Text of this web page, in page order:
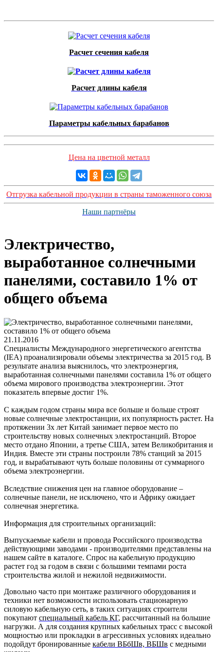
Расчет сечения кабеля
Расчет длины кабеля
Параметры кабельных барабанов
Цена на цветной металл
Отгрузка кабельной продукции в страны таможенного союза
Наши партнёры
Электричество,
выработанное солнечными
панелями, составило 1% от
общего объема
21.11.2016
Специалисты Международного энергетического агентства
(IEA) проанализировали объемы электричества за 2015 год. В
результате анализа выяснилось, что электроэнергия,
выработанная солнечными панелями составила 1% от общего
объема мирового производства электроэнергии. Этот
показатель впервые достиг 1%.
С каждым годом страны мира все больше и больше строят
новые солнечные электростанции, их популярность растет. На
протяжении 3х лет Китай занимает первое место по
строительству новых солнечных электростанций. Второе
место отдано Японии, а третье США, затем Великобритания и
Индия. Вместе эти страны построили 78% станций за 2015
год, и вырабатывают чуть больше половины от суммарного
объема электроэнергии.
Вследствие снижения цен на главное оборудование –
солнечные панели, не исключено, что и Африку ожидает
солнечная энергетика.
Информация для строительных организаций:
Выпускаемые кабели и провода Российского производства
действующими заводами - производителями представлены на
нашем сайте в каталоге. Спрос на кабельную продукцию
растет год за годом в связи с большими темпами роста
строительства жилой и нежилой недвижимости.
Довольно часто при монтаже различного оборудования и
техники нет возможности использовать стационарную
силовую кабельную сеть, в таких ситуациях строители
покупают специальный кабель КГ, рассчитанный на большие
нагрузки. А для создания крупных кабельных трасс с высокой
мощностью или прокладки в агрессивных условиях идеально
подойдут бронированные кабели ВБбШв, ВБШв с медными